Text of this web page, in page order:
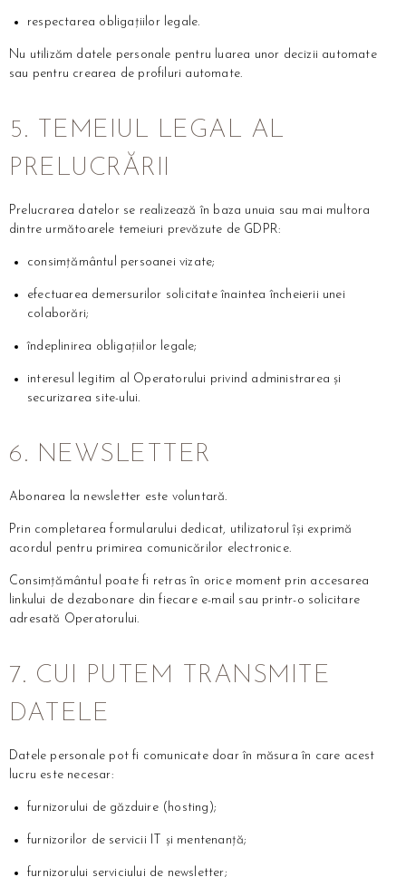
respectarea obligațiilor legale.
Nu utilizăm datele personale pentru luarea unor decizii automate
sau pentru crearea de profiluri automate.
5. TEMEIUL LEGAL AL
PRELUCRĂRII
Prelucrarea datelor se realizează în baza unuia sau mai multora
dintre următoarele temeiuri prevăzute de GDPR:
consimțământul persoanei vizate;
efectuarea demersurilor solicitate înaintea încheierii unei
colaborări;
îndeplinirea obligațiilor legale;
interesul legitim al Operatorului privind administrarea și
securizarea site-ului.
6. NEWSLETTER
Abonarea la newsletter este voluntară.
Prin completarea formularului dedicat, utilizatorul își exprimă
acordul pentru primirea comunicărilor electronice.
Consimțământul poate fi retras în orice moment prin accesarea
linkului de dezabonare din fiecare e-mail sau printr-o solicitare
adresată Operatorului.
7. CUI PUTEM TRANSMITE
DATELE
Datele personale pot fi comunicate doar în măsura în care acest
lucru este necesar:
furnizorului de găzduire (hosting);
furnizorilor de servicii IT și mentenanță;
furnizorului serviciului de newsletter;